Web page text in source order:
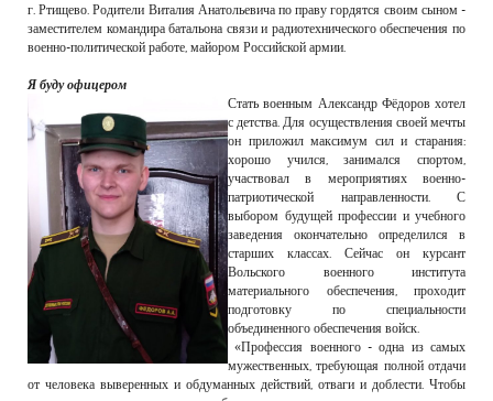
г. Ртищево. Родители Виталия Анатольевича по праву гордятся своим сыном -
заместителем командира батальона связи и радиотехнического обеспечения по
военно-политической работе, майором Российской армии.
Я буду офицером
Стать военным Александр Фёдоров хотел
с детства. Для осуществления своей мечты
он приложил максимум сил и старания:
хорошо учился, занимался спортом,
участвовал в мероприятиях военно-
патриотической направленности. С
выбором будущей профессии и учебного
заведения окончательно определился в
старших классах. Сейчас он курсант
Вольского военного института
материального обеспечения, проходит
подготовку по специальности
объединенного обеспечения войск.
«Профессия военного - одна из самых
мужественных, требующая полной отдачи
от человека выверенных и обдуманных действий, отваги и доблести. Чтобы